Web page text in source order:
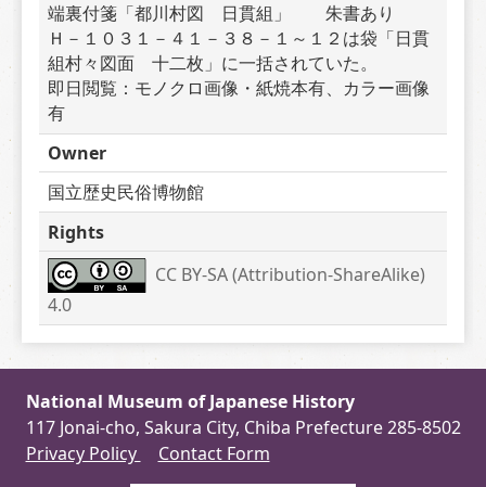
端裏付箋「都川村図　日貫組」　　朱書あり
Ｈ－１０３１－４１－３８－１～１２は袋「日貫
組村々図面　十二枚」に一括されていた。
即日閲覧：モノクロ画像・紙焼本有、カラー画像
有
Owner
国立歴史民俗博物館
Rights
CC BY-SA (Attribution-ShareAlike)
4.0
National Museum of Japanese History
117 Jonai-cho, Sakura City, Chiba Prefecture 285-8502
Privacy Policy
Contact Form